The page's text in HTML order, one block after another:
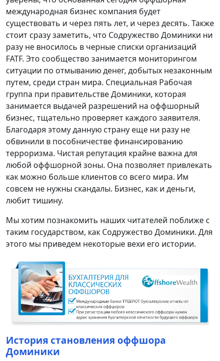
международная бизнес компания будет
существовать и через пять лет, и через десять. Также
стоит сразу заметить, что Содружество Доминики ни
разу не вносилось в черные списки организаций
FATF. Это сообщество занимается мониторингом
ситуации по отмыванию денег, добытых незаконным
путем, среди стран мира. Специальная Рабочая
группа при правительстве Доминики, которая
занимается выдачей разрешений на оффшорный
бизнес, тщательно проверяет каждого заявителя.
Благодаря этому данную страну еще ни разу не
обвинили в пособничестве финансированию
терроризма. Чистая репутация крайне важна для
любой оффшорной зоны. Она позволяет привлекать
как можно больше клиентов со всего мира. Им
совсем не нужны скандалы. Бизнес, как и деньги,
любит тишину.
Мы хотим познакомить наших читателей поближе с
таким государством, как Содружество Доминики. Для
этого мы приведем некоторые вехи его истории.
История становления оффшора
Доминики